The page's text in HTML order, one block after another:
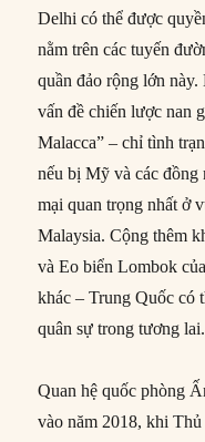
Delhi có thể được
nằm trên các tuyến
quần đảo rộng lớn
vấn đề chiến lược nan
Malacca” – chỉ tình
nếu bị Mỹ và các
mại quan trọng nhất ở
Malaysia. Cộng thêm
và Eo biển Lombok
khác – Trung Quốc có
quân sự trong tương lai.
Quan hệ quốc phòng
vào năm 2018, khi